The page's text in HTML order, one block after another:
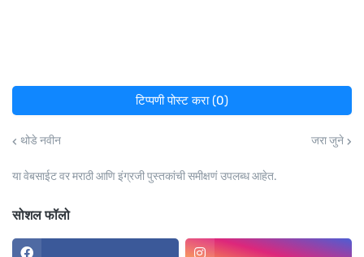
टिप्पणी पोस्ट करा (0)
थोडे नवीन जरा जुने
या वेबसाईट वर मराठी आणि इंग्रजी पुस्तकांची समीक्षणं उपलब्ध आहेत.
सोशल फॉलो